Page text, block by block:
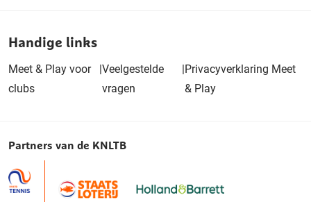
Handige links
Meet & Play voor
clubs
|Veelgestelde
vragen
|Privacyverklaring Meet
& Play
Partners van de KNLTB